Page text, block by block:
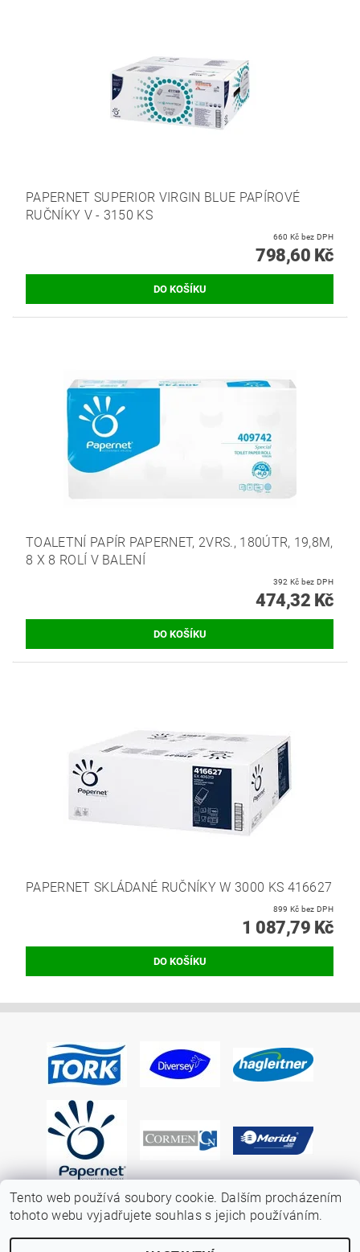
PAPERNET SUPERIOR VIRGIN BLUE PAPÍROVÉ
RUČNÍKY V - 3150 KS
660 Kč bez DPH
798,60 Kč
TOALETNÍ PAPÍR PAPERNET, 2VRS., 180ÚTR, 19,8M,
8 X 8 ROLÍ V BALENÍ
392 Kč bez DPH
474,32 Kč
PAPERNET SKLÁDANÉ RUČNÍKY W 3000 KS 416627
899 Kč bez DPH
1 087,79 Kč
Tento web používá soubory cookie. Dalším procházením
tohoto webu vyjadřujete souhlas s jejich používáním.